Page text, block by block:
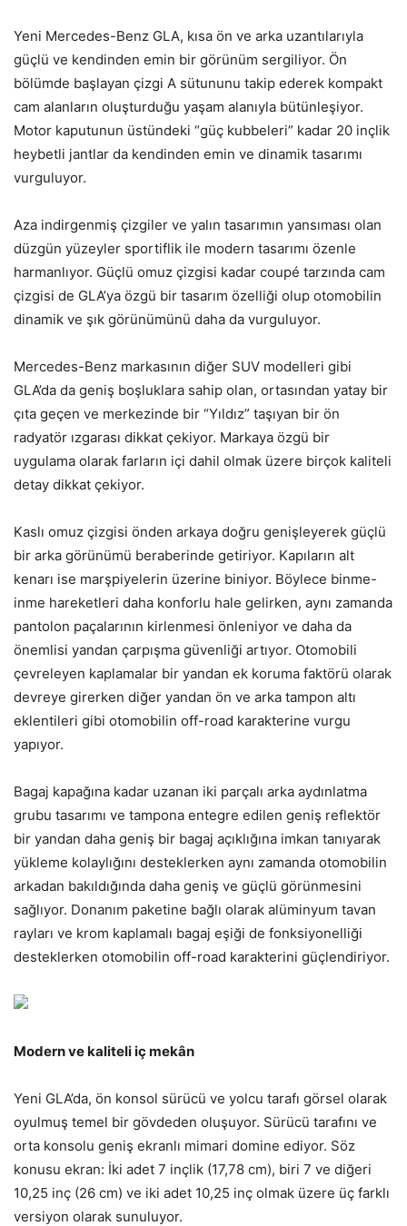
Yeni Mercedes-Benz GLA, kısa ön ve arka uzantılarıyla
güçlü ve kendinden emin bir görünüm sergiliyor. Ön
bölümde başlayan çizgi A sütununu takip ederek kompakt
cam alanların oluşturduğu yaşam alanıyla bütünleşiyor.
Motor kaputunun üstündeki “güç kubbeleri” kadar 20 inçlik
heybetli jantlar da kendinden emin ve dinamik tasarımı
vurguluyor.
Aza indirgenmiş çizgiler ve yalın tasarımın yansıması olan
düzgün yüzeyler sportiflik ile modern tasarımı özenle
harmanlıyor. Güçlü omuz çizgisi kadar coupé tarzında cam
çizgisi de GLA’ya özgü bir tasarım özelliği olup otomobilin
dinamik ve şık görünümünü daha da vurguluyor.
Mercedes-Benz markasının diğer SUV modelleri gibi
GLA’da da geniş boşluklara sahip olan, ortasından yatay bir
çıta geçen ve merkezinde bir “Yıldız” taşıyan bir ön
radyatör ızgarası dikkat çekiyor. Markaya özgü bir
uygulama olarak farların içi dahil olmak üzere birçok kaliteli
detay dikkat çekiyor.
Kaslı omuz çizgisi önden arkaya doğru genişleyerek güçlü
bir arka görünümü beraberinde getiriyor. Kapıların alt
kenarı ise marşpiyelerin üzerine biniyor. Böylece binme-
inme hareketleri daha konforlu hale gelirken, aynı zamanda
pantolon paçalarının kirlenmesi önleniyor ve daha da
önemlisi yandan çarpışma güvenliği artıyor. Otomobili
çevreleyen kaplamalar bir yandan ek koruma faktörü olarak
devreye girerken diğer yandan ön ve arka tampon altı
eklentileri gibi otomobilin off-road karakterine vurgu
yapıyor.
Bagaj kapağına kadar uzanan iki parçalı arka aydınlatma
grubu tasarımı ve tampona entegre edilen geniş reflektör
bir yandan daha geniş bir bagaj açıklığına imkan tanıyarak
yükleme kolaylığını desteklerken aynı zamanda otomobilin
arkadan bakıldığında daha geniş ve güçlü görünmesini
sağlıyor. Donanım paketine bağlı olarak alüminyum tavan
rayları ve krom kaplamalı bagaj eşiği de fonksiyonelliği
desteklerken otomobilin off-road karakterini güçlendiriyor.
Modern ve kaliteli iç mekân
Yeni GLA’da, ön konsol sürücü ve yolcu tarafı görsel olarak
oyulmuş temel bir gövdeden oluşuyor. Sürücü tarafını ve
orta konsolu geniş ekranlı mimari domine ediyor. Söz
konusu ekran: İki adet 7 inçlik (17,78 cm), biri 7 ve diğeri
10,25 inç (26 cm) ve iki adet 10,25 inç olmak üzere üç farklı
versiyon olarak sunuluyor.